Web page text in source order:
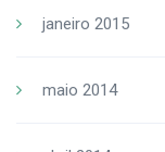
janeiro 2015
maio 2014